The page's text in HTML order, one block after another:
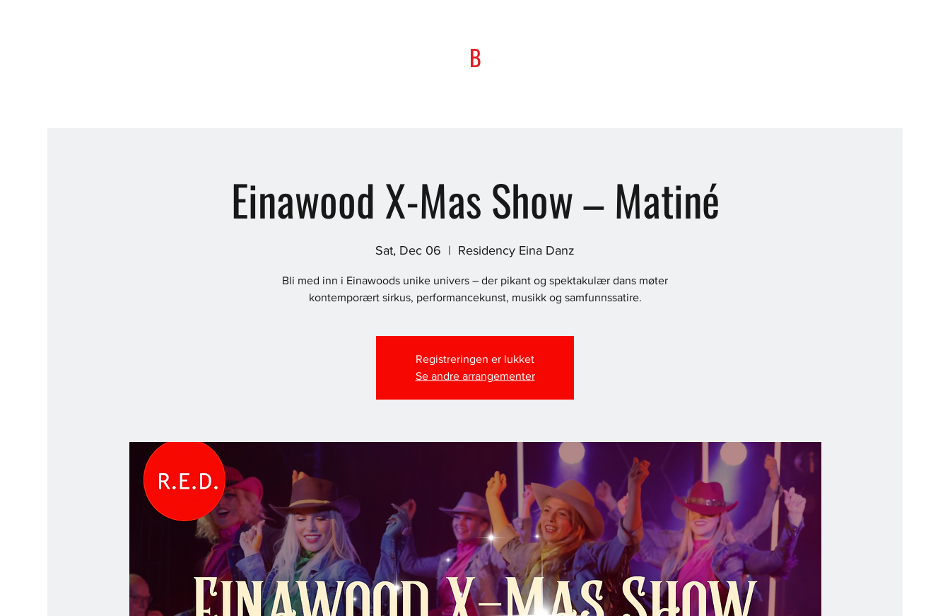
B
Einawood X-Mas Show – Matiné
Sat, Dec 06
  |
Residency Eina Danz
Bli med inn i Einawoods unike univers – der pikant og spektakulær dans møter
kontemporært sirkus, performancekunst, musikk og samfunnssatire.
Registreringen er lukket
Se andre arrangementer